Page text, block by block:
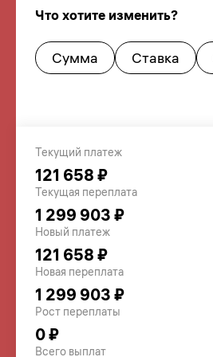
Что хотите изменить?
Сумма Ставка
Текущий платеж
121 658 ₽
Текущая переплата
1 299 903 ₽
Новый платеж
121 658 ₽
Новая переплата
1 299 903 ₽
Рост переплаты
0 ₽
Всего выплат